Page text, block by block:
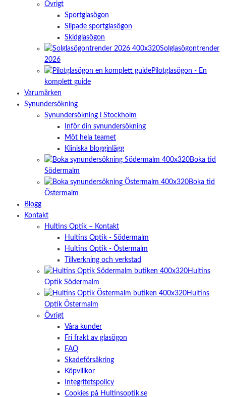
Övrigt
Sportglasögon
Slipade sportglasögon
Skidglasögon
Solglasögontrender
2026
Pilotglasögon - En
komplett guide
Varumärken
Synundersökning
Synundersökning i Stockholm
Inför din synundersökning
Möt hela teamet
Kliniska blogginlägg
Boka tid
Södermalm
Boka tid
Östermalm
Blogg
Kontakt
Hultins Optik – Kontakt
Hultins Optik - Södermalm
Hultins Optik - Östermalm
Tillverkning och verkstad
Hultins
Optik Södermalm
Hultins
Optik Östermalm
Övrigt
Våra kunder
Fri frakt av glasögon
FAQ
Skadeförsäkring
Köpvillkor
Integritetspolicy
Cookies på Hultinsoptik.se